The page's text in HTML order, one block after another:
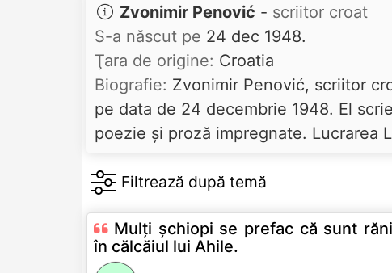
Zvonimir Penović - scriitor croat
S-a născut pe 24 dec 1948.
Ţara de origine: Croatia
Biografie: Zvonimir Penović, scriitor
pe data de 24 decembrie 1948. El
poezie și proză impregnate. Lucrarea
Mulţi şchiopi se prefac că sunt
în călcăiul lui Ahile.